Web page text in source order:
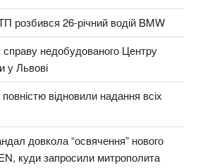
розбився 26-річний водій BMW
недобудованого Центру
у Львові
відновили надання всіх
довкола “освячення” нового
куди запросили митрополита